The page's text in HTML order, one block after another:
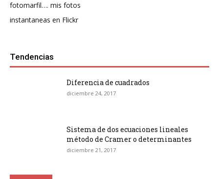
fotomarfil…. mis fotos
instantaneas en Flickr
Tendencias
Diferencia de cuadrados
diciembre 24, 2017
Sistema de dos ecuaciones lineales
método de Cramer o determinantes
diciembre 21, 2017